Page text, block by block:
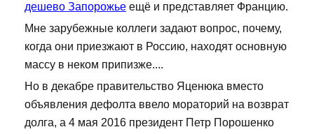
дешево Запорожье ещё и представляет Францию.
Мне зарубежные коллеги задают вопрос, почему,
когда они приезжают в Россию, находят основную
массу в неком припизже....
Но в декабре правительство Яценюка вместо
объявления дефолта ввело мораторий на возврат
долга, а 4 мая 2016 президент Петр Порошенко